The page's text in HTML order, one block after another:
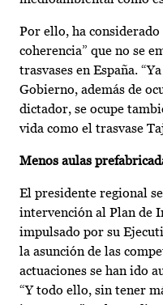
Por ello, ha
coherencia” que no se
trasvases en España.
Gobierno, además de
dictador, se ocupe
vida como el trasvase
Menos aulas
El presidente regional
intervención al Plan de
impulsado por su
la asunción de las
actuaciones se han ido
“Y todo ello, sin tener